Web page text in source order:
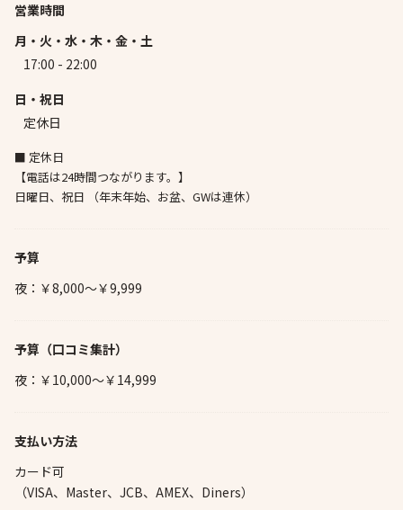
営業時間
月・火・水・木・金・土
17:00 - 22:00
日・祝日
定休日
■ 定休日
【電話は24時間つながります。】
日曜日、祝日 （年末年始、お盆、GWは連休）
予算
夜：￥8,000～￥9,999
予算 （口コミ集計）
夜：￥10,000～￥14,999
支払い方法
カード可
（VISA、Master、JCB、AMEX、Diners）